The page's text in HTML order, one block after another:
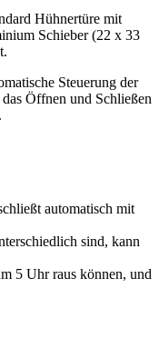
Hühnertüre mit
Schieber (22 x 33
Steuerung der
Öffnen und Schließen
automatisch mit
sind, kann
5 Uhr raus können, und